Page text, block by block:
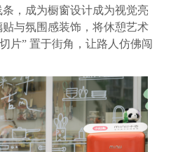
，成为橱窗设计成为视觉亮
与氛围感装饰，将休憩艺术
片” 置于街角，让路人仿佛闯